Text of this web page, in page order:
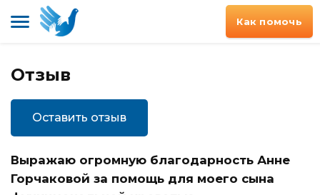
Как помочь
Отзыв
Оставить отзыв
Выражаю огромную благодарность Анне
Горчаковой за помощь для моего сына